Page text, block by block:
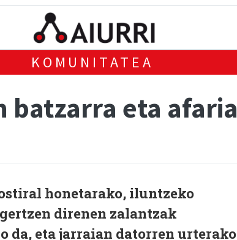
KOMUNITATEA
batzarra eta afaria
honetarako, iluntzeko
direnen zalantzak
da, eta jarraian datorren urterako